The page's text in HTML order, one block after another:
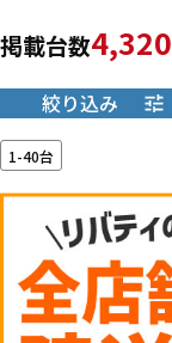
掲載台数4,320
絞り込み
1-40台